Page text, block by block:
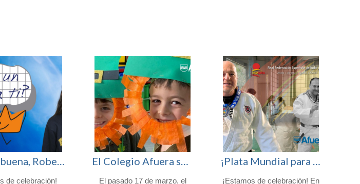
¡Enhorabuena, Roberta! Finalista en el certamen nacional «¿Qué es un Rey para ti?»
de celebración!
El Colegio Afuera se viste de verde para celebrar San Patricio
El pasado 17 de marzo, el
¡Plata Mundial para nuestro profesor Fran Nicolás!
¡Estamos de celebración! En